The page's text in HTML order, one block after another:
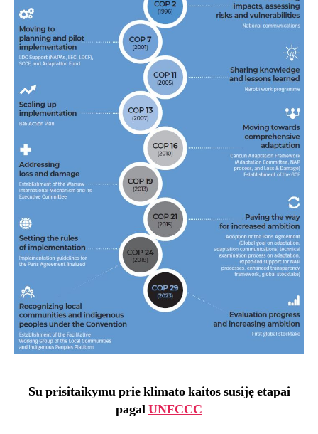
Su prisitaikymu prie klimato kaitos susiję etapai
pagalUNFCCC